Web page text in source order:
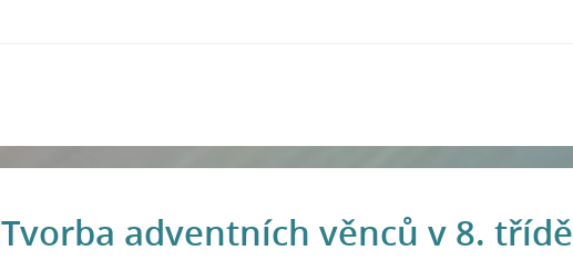
Tvorba adventních věnců v 8. třídě